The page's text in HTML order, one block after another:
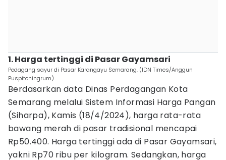
1. Harga tertinggi di Pasar Gayamsari
Pedagang sayur di Pasar Karangayu Semarang. (IDN Times/Anggun
Puspitoningrum)
Berdasarkan data Dinas Perdagangan Kota
Semarang melalui Sistem Informasi Harga Pangan
(Siharpa), Kamis (18/4/2024), harga rata-rata
bawang merah di pasar tradisional mencapai
Rp50.400. Harga tertinggi ada di Pasar Gayamsari,
yakni Rp70 ribu per kilogram. Sedangkan, harga